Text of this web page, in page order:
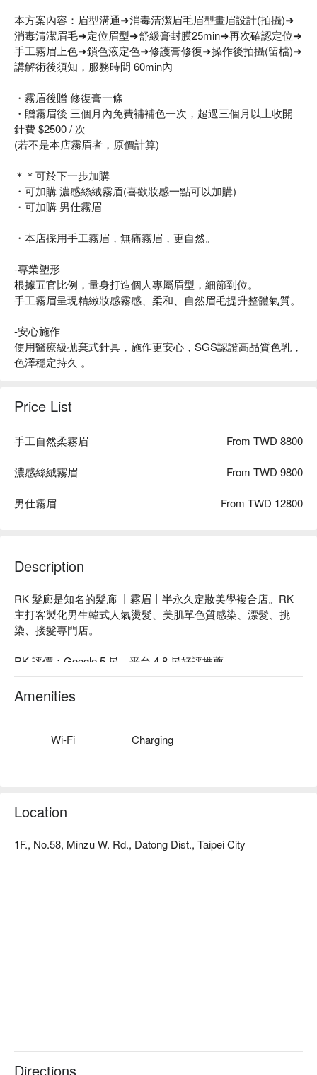
本方案內容：眉型溝通➜消毒清潔眉毛眉型畫眉設計(拍攝)➜
消毒清潔眉毛➜定位眉型➜舒緩膏封膜25min➜再次確認定位➜
手工霧眉上色➜鎖色液定色➜修護膏修復➜操作後拍攝(留檔)➜
講解術後須知，服務時間 60min內
・霧眉後贈 修復膏一條
・贈霧眉後 三個月內免費補補色一次，超過三個月以上收開
針費 $2500 / 次
(若不是本店霧眉者，原價計算)
＊＊可於下一步加購
・可加購 濃感絲絨霧眉(喜歡妝感一點可以加購)
・可加購 男仕霧眉
・本店採用手工霧眉，無痛霧眉，更自然。
-專業塑形
根據五官比例，量身打造個人專屬眉型，細節到位。
手工霧眉呈現精緻妝感霧感、柔和、自然眉毛提升整體氣質。
-安心施作
使用醫療級拋棄式針具，施作更安心，SGS認證高品質色乳，
色澤穩定持久 。
Price List
手工自然柔霧眉 From TWD 8800
濃感絲絨霧眉 From TWD 9800
男仕霧眉 From TWD 12800
Description
RK 髮廊是知名的髮廊 丨霧眉丨半永久定妝美學複合店。RK
主打客製化男生韓式人氣燙髮、美肌單色質感染、漂髮、挑
染、接髮專門店。
RK 評價：Google 5 星、平台 4.8 星好評推薦
RK 服務：在美髮設計這條路上  透過不斷的學習技術與精進美
RK 推薦：店內販售及使用丨歐萊德丨日本愛麗美娜丨義大利
Amenities
Wi-Fi Charging
Location
1F., No.58, Minzu W. Rd., Datong Dist., Taipei City
Directions